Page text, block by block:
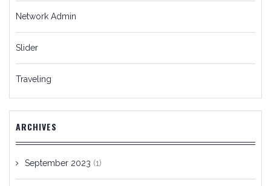
Network Admin
Slider
Traveling
ARCHIVES
September 2023 (1)